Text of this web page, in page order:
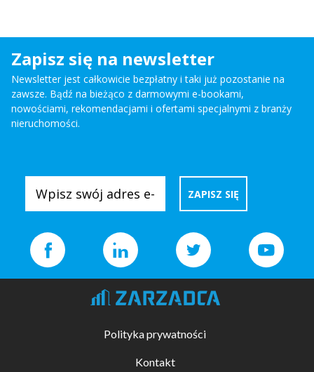
Zapisz się na newsletter
Newsletter jest całkowicie bezpłatny i taki już pozostanie na
zawsze. Bądź na bieżąco z darmowymi e-bookami,
nowościami, rekomendacjami i ofertami specjalnymi z branży
nieruchomości.
Polityka prywatności
Kontakt